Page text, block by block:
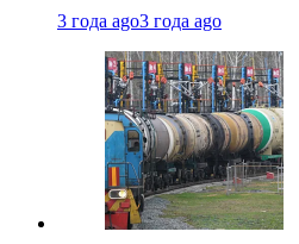
3 года ago3 года ago